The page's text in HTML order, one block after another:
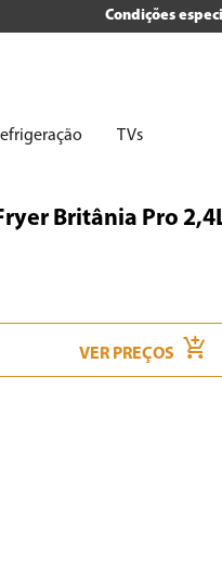
Condições
TVs
Britânia Pro
VER PREÇOS